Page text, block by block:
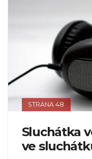
STRANA 48
Sluchátka
ve